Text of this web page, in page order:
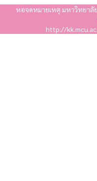
หอจดหมายเหตุ มหาวิทยาลั
http://